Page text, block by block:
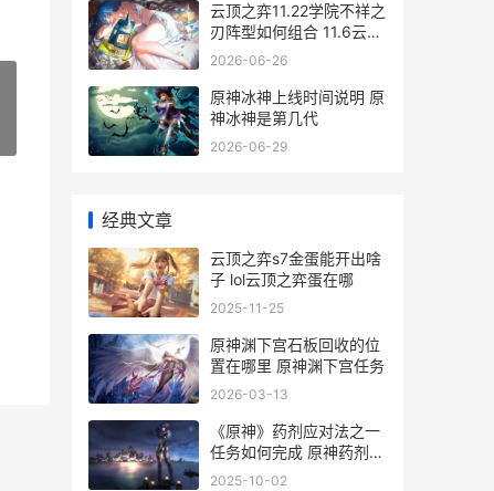
云顶之弈11.22学院不祥之
刃阵型如何组合 11.6云顶
之弈
2026-06-26
原神冰神上线时间说明 原
神冰神是第几代
2026-06-29
经典文章
云顶之弈s7金蛋能开出啥
子 lol云顶之弈蛋在哪
2025-11-25
原神渊下宫石板回收的位
置在哪里 原神渊下宫任务
2026-03-13
《原神》药剂应对法之一
任务如何完成 原神药剂和
食物效果
2025-10-02